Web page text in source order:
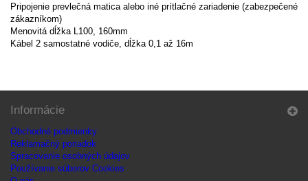
Pripojenie prevlečná matica alebo iné prítlačné zariadenie (zabezpečené
zákazníkom)
Menovitá dĺžka L100, 160mm
Kábel 2 samostatné vodiče, dĺžka 0,1 až 16m
Informácie
Obchodné podmienky
Reklamačný poriadok
Spracovanie osobných údajov
Používanie súborov Cookies